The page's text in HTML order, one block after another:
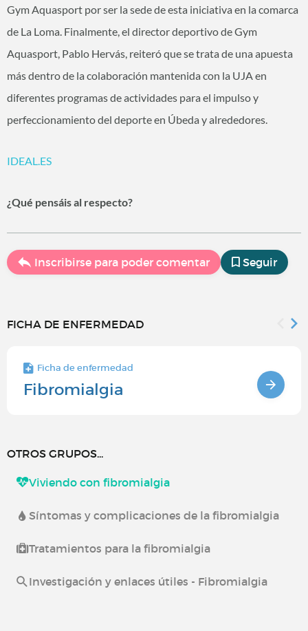
Gym Aquasport por ser la sede de esta iniciativa en la comarca
de La Loma. Finalmente, el director deportivo de Gym
Aquasport, Pablo Hervás, reiteró que se trata de una apuesta
más dentro de la colaboración mantenida con la UJA en
diferentes programas de actividades para el impulso y
perfeccionamiento del deporte en Úbeda y alrededores.
IDEAL.ES
¿Qué pensáis al respecto?
Inscribirse para poder comentar Seguir
FICHA DE ENFERMEDAD
Ficha de enfermedad
Fibromialgia
OTROS GRUPOS...
Viviendo con fibromialgia
Síntomas y complicaciones de la fibromialgia
Tratamientos para la fibromialgia
Investigación y enlaces útiles - Fibromialgia